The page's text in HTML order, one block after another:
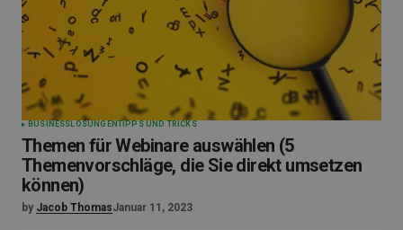
BUSINESS LÖSUNGEN TIPPS UND TRICKS
Themen für Webinare auswählen (5
Themenvorschläge, die Sie direkt umsetzen
können)
by Jacob ThomasJanuar 11, 2023